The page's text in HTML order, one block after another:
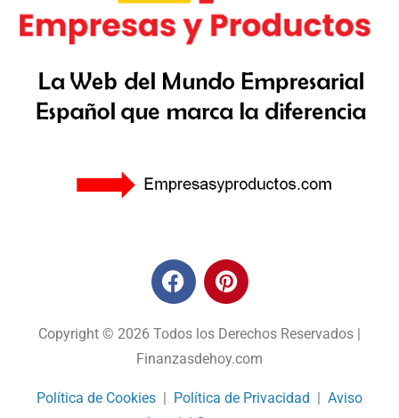
Copyright © 2026 Todos los Derechos Reservados |
Finanzasdehoy.com
Política de Cookies | Política de Privacidad | Aviso